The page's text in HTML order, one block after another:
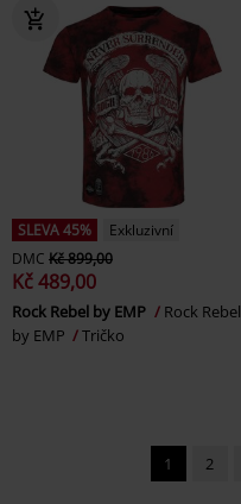
SLEVA 45%
Exkluzivní
DMC Kč 899,00
Kč 489,00
Rock Rebel by EMP
Rock Rebel
by EMP
Tričko
1 2